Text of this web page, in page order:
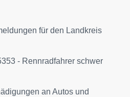
für den Landkreis
- Rennradfahrer schwer
an Autos und